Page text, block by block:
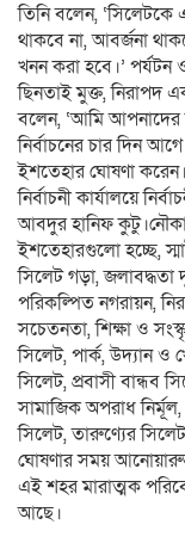
তিনি বলেন,
থাকবে না, আবর্জনা
খনন করা হবে।’ পর্যটন
ছিনতাই মুক্ত, নিরাপদ
বলেন, ‘আমি আপনাদের
নির্বাচনের চার দিন আগে
ইশতেহার ঘোষণা
নির্বাচনী কার্যালয়ে
আবদুর হানিফ কুটু।নৌকার
ইশতেহারগুলো হচ্ছে,
সিলেট গড়া, জলাবদ্ধতা
পরিকল্পিত নগরায়ন,
সচেতনতা, শিক্ষা ও
সিলেট, পার্ক, উদ্যান ও
সিলেট, প্রবাসী বান্ধব
সামাজিক অপরাধ
সিলেট, তারুণ্যের
ঘোষণার সময়
এই শহর মারাত্মক
আছে।